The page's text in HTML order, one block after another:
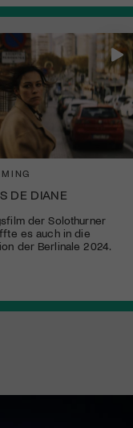
DE DIANE
der Solothurner
es auch in die
der Berlinale 2024.